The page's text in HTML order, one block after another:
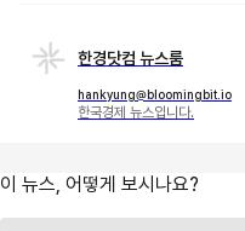
한경닷컴 뉴스룸
hankyung@bloomingbit.io
한국경제 뉴스입니다.
이 뉴스, 어떻게 보시나요?